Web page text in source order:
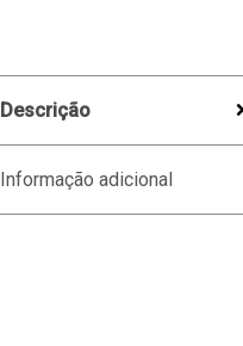
Descrição
Informação adicional